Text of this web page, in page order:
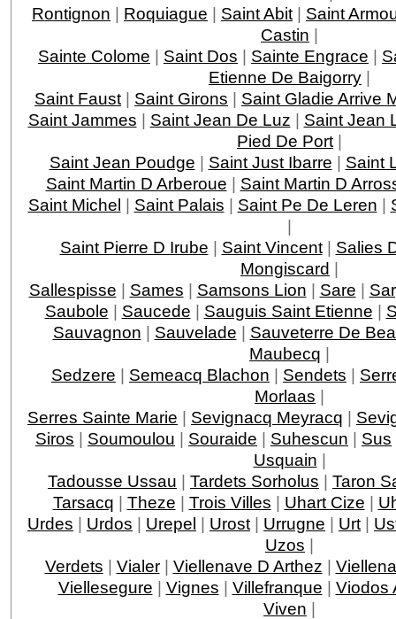
Rontignon | Roquiague | Saint Abit | Saint
Castin |
Sainte Colome | Saint Dos | Sainte Engrace |
Etienne De Baigorry |
Saint Faust | Saint Girons | Saint Gladie Arrive
Saint Jammes | Saint Jean De Luz | Saint Jean
Pied De Port |
Saint Jean Poudge | Saint Just Ibarre | Saint
Saint Martin D Arberoue | Saint Martin D
Saint Michel | Saint Palais | Saint Pe De Leren |
|
Saint Pierre D Irube | Saint Vincent| Salies
Mongiscard |
Sallespisse | Sames | Samsons Lion | Sare |
Saubole | Saucede | Sauguis Saint Etienne |
Sauvagnon | Sauvelade | Sauveterre De
Maubecq |
Sedzere | Semeacq Blachon | Sendets |
Morlaas |
Serres Sainte Marie | Sevignacq Meyracq |
Siros | Soumoulou | Souraide | Suhescun | Sus
Usquain |
Tadousse Ussau | Tardets Sorholus | Taron
Tarsacq | Theze | Trois Villes | Uhart Cize |
Urdes | Urdos | Urepel | Urost | Urrugne | Urt |
Uzos |
Verdets | Vialer| Viellenave D Arthez |
Viellesegure | Vignes | Villefranque | Viodos
Viven |